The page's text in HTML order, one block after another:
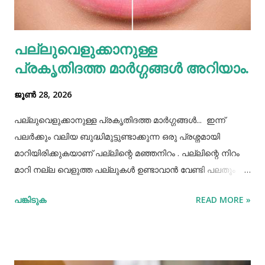
തെറ്റിദ്ധാരണ ഉണ്ടാക്കാൻ കാരണമായിത്തീരും. അതുപോലെ
വെള്ളം പോലെയുള്ള സാധനങ്ങൾ ഒരു പാത്രത്തിൽ
കൊണ്ടുവച്ചാൽ അത് അപ്പാടെ കുടിക്കാതെ മറ്റുള്ളവർക്ക്
കൂട...
പല്ലുവെളുക്കാനുള്ള
പ്രകൃതിദത്ത മാര്‍ഗ്ഗങ്ങള്‍ അറിയാം.
ജൂൺ 28, 2026
പല്ലുവെളുക്കാനുള്ള പ്രകൃതിദത്ത മാര്‍ഗ്ഗങ്ങള്‍... ഇന്ന്
പലർക്കും വലിയ ബുദ്ധിമുട്ടുണ്ടാക്കുന്ന ഒരു പ്രശ്നമായി
മാറിയിരിക്കുകയാണ് പല്ലിന്റെ മഞ്ഞനിറം . പല്ലിന്റെ നിറം
മാറി നല്ല വെളുത്ത പല്ലുകൾ ഉണ്ടാവാൻ വേണ്ടി പലതും
പല്ലിന്‍റെ മഞ്ഞനിറം മാറ്റാന്‍ പല മാര്‍ഗ്ഗങ്ങളും
പങ്കിടുക READ MORE »